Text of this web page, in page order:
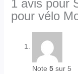
1 avis pour
pour vélo
Note 5sur 5